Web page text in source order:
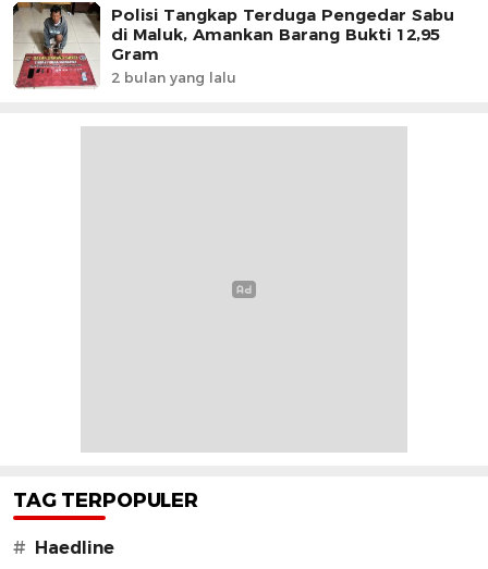
Polisi Tangkap Terduga Pengedar Sabu
di Maluk, Amankan Barang Bukti 12,95
Gram
2 bulan yang lalu
TAG TERPOPULER
# Haedline